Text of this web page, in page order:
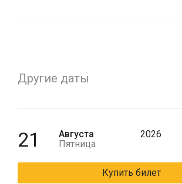
Другие даты
21
Августа
Пятница
2026
Купить билет